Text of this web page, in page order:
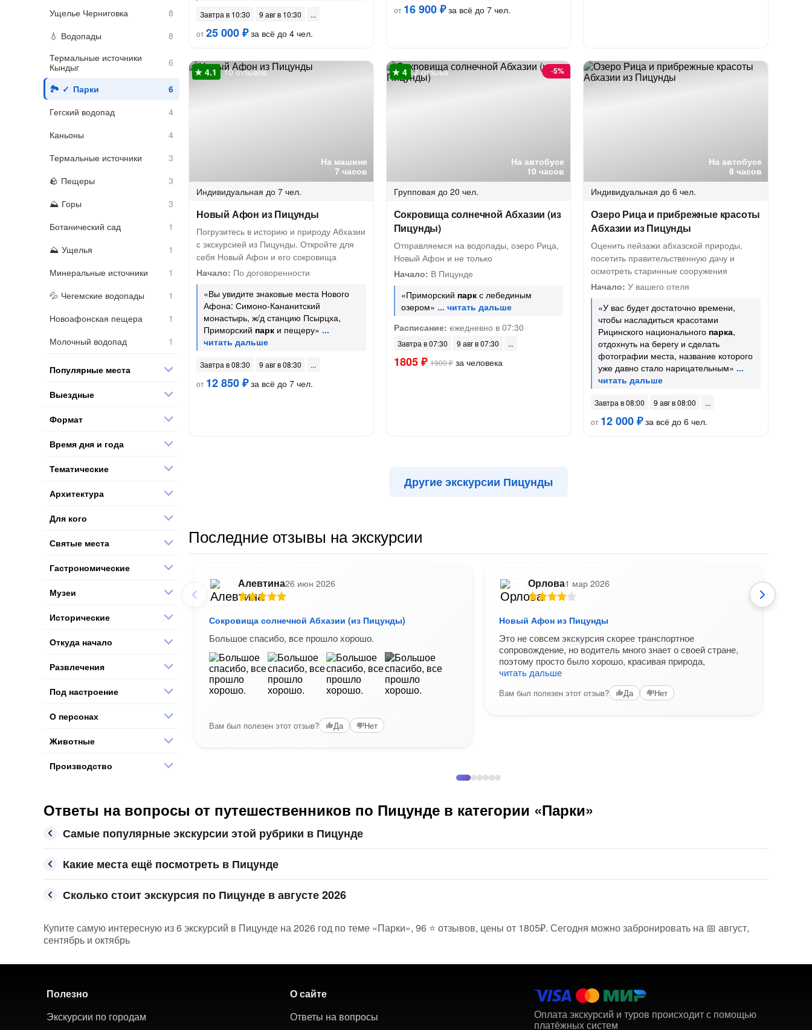
Завтра в 10:30
9 авг в 10:30
от25 000 ₽за всё до 4 чел.
от 16 900 ₽за всё до 7 чел.
На машине
7 часов
10 отзывов
Индивидуальная до 7 чел.
Новый Афон из Пицунды
Погрузитесь в историю и природу Абхазии
с экскурсией из Пицунды. Откройте для
себя Новый Афон и его сокровища
Начало: По договоренности
«Вы увидите знаковые места Нового
Афона: Симоно-Кананитский
монастырь, ж/д станцию Псырцха,
Приморский парк и пещеру»
Завтра в 08:30
9 авг в 08:30
от 12 850 ₽за всё до 7 чел.
На автобусе
10 часов
-5%
2 отзыва
Групповая до 20 чел.
Сокровища солнечной Абхазии (из
Пицунды)
Отправляемся на водопады, озеро Рица,
Новый Афон и не только
Начало: В Пицунде
«Приморский паркс лебединым
озером»
Расписание: ежедневно в 07:30
Завтра в 07:30 9 авг в 07:30
1805 ₽ 1900 ₽за человека
На автобусе
8 часов
Индивидуальная до 6 чел.
Озеро Рица и прибрежные красоты
Абхазии из Пицунды
Оценить пейзажи абхазской природы,
посетить правительственную дачу и
осмотреть старинные сооружения
Начало: У вашего отеля
«У вас будет достаточно времени,
чтобы насладиться красотами
Рицинского национального парка,
отдохнуть на берегу и сделать
фотографии места, название которого
уже давно стало нарицательным»
Завтра в 08:00
9 авг в 08:00
от 12 000 ₽за всё до 6 чел.
Другие экскурсии Пицунды
Последние отзывы на экскурсии
Алевтина26 июн 2026
Сокровища солнечной Абхазии (из Пицунды)
Большое спасибо, все прошло хорошо.
Вам был полезен этот отзыв? Да Нет
Орлова1 мар 2026
Новый Афон из Пицунды
Это не совсем экскурсия скорее транспортное
сопровождение, но водитель много знает о своей стране,
поэтому просто было хорошо, красивая природа,
читать дальше
Вам был полезен этот отзыв? Да Нет
Ущелье Черниговка
Водопады
Термальные источники
Кындыг
Парки
Гегский водопад
Каньоны
Термальные источники
Пещеры
Горы
Ботанический сад
Ущелья
Минеральные источники
Чегемские водопады
Новоафонская пещера
Молочный водопад
Популярные места
Выездные
Формат
Время дня и года
Тематические
Архитектура
Для кого
Святые места
Гастрономические
Музеи
Исторические
Откуда начало
Развлечения
Под настроение
О персонах
Животные
Производство
Ответы на вопросы от путешественников по Пицунде в категории «Парки»
Самые популярные экскурсии этой рубрики в Пицунде
Какие места ещё посмотреть в Пицунде
Сколько стоит экскурсия по Пицунде в августе 2026
Купите самую интересную из 6 экскурсий в Пицунде на 2026 год по теме «Парки», 96 ⭐ отзывов, цены от 1805₽. Сегодня можно забронировать на 📅 август,
сентябрь и октябрь
Полезно
Экскурсии по городам
О сайте
Ответы на вопросы
Оплата экскурсий и туров происходит с помощью
платёжных систем